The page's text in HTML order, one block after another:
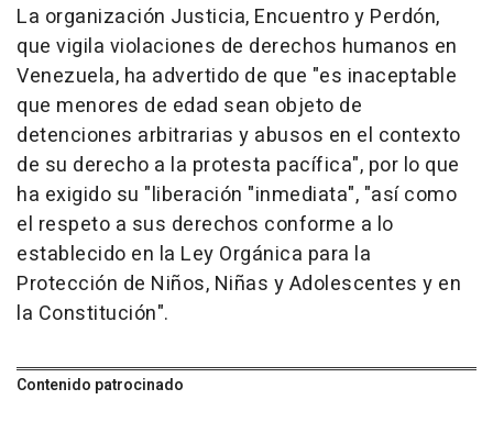
La organización Justicia, Encuentro y Perdón,
que vigila violaciones de derechos humanos en
Venezuela, ha advertido de que "es inaceptable
que menores de edad sean objeto de
detenciones arbitrarias y abusos en el contexto
de su derecho a la protesta pacífica", por lo que
ha exigido su "liberación "inmediata", "así como
el respeto a sus derechos conforme a lo
establecido en la Ley Orgánica para la
Protección de Niños, Niñas y Adolescentes y en
la Constitución".
Contenido patrocinado